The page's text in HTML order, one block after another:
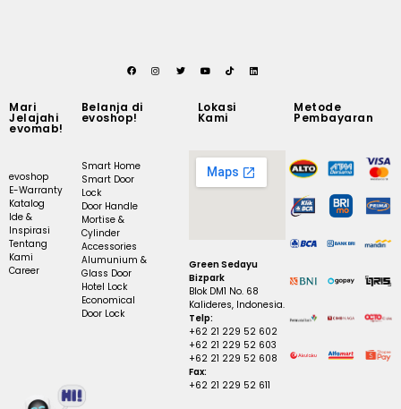
Mari
Jelajahi
evomab!
evoshop
E-Warranty
Katalog
Ide &
Inspirasi
Tentang
Kami
Career
Belanja di
evoshop!
Smart Home
Smart Door
Lock
Door Handle
Mortise &
Cylinder
Accessories
Alumunium &
Glass Door
Hotel Lock
Economical
Door Lock
Lokasi
Kami
Green Sedayu
Bizpark
Blok DM1 No. 68
Kalideres, Indonesia.
Telp:
+62 21 229 52 602
+62 21 229 52 603
+62 21 229 52 608
Fax:
+62 21 229 52 611
Metode
Pembayaran